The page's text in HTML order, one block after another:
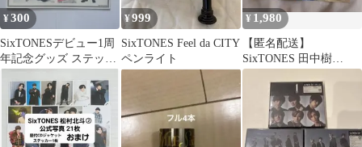
¥300
SixTONESデビュー1周
年記念グッズ ステッカ
¥999
SixTONES Feel da CITY
ペンライト
¥ 1,980
【匿名配送】
SixTONES 田中樹
SABON 購入特典